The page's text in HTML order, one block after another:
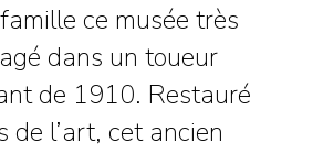
ce musée très
dans un toueur
de 1910. Restauré
de l’art, cet ancien